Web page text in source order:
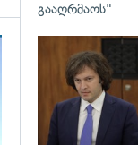
გადახედვა
გააღრმაოს"